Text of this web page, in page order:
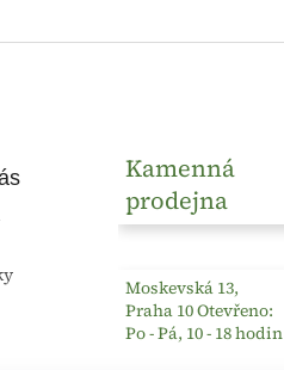
Kamenná
prodejna
Moskevská 13,
Praha 10 Otevřeno:
Po - Pá, 10 - 18 hodin